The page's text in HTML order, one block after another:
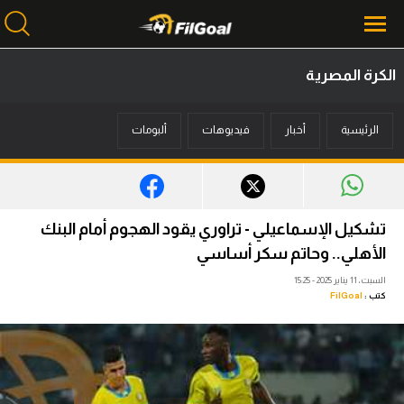
أخبار
ميركاتو
فانتازي في الجول
مسابقة التوقعات
فيديوهات
عدسات
الكرة المصرية
الرئيسية أخبار فيديوهات ألبومات
تشكيل الإسماعيلي - تراوري يقود الهجوم أمام البنك
الأهلي.. وحاتم سكر أساسي
السبت، 11 يناير 2025 - 15:25
كتب : FilGoal